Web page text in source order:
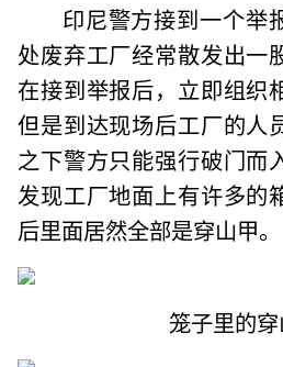
印尼警方接到一个举
处废弃工厂经常散发出一
在接到举报后，立即组织
但是到达现场后工厂的人
之下警方只能强行破门而
发现工厂地面上有许多的
后里面居然全部是穿山甲。
笼子里的